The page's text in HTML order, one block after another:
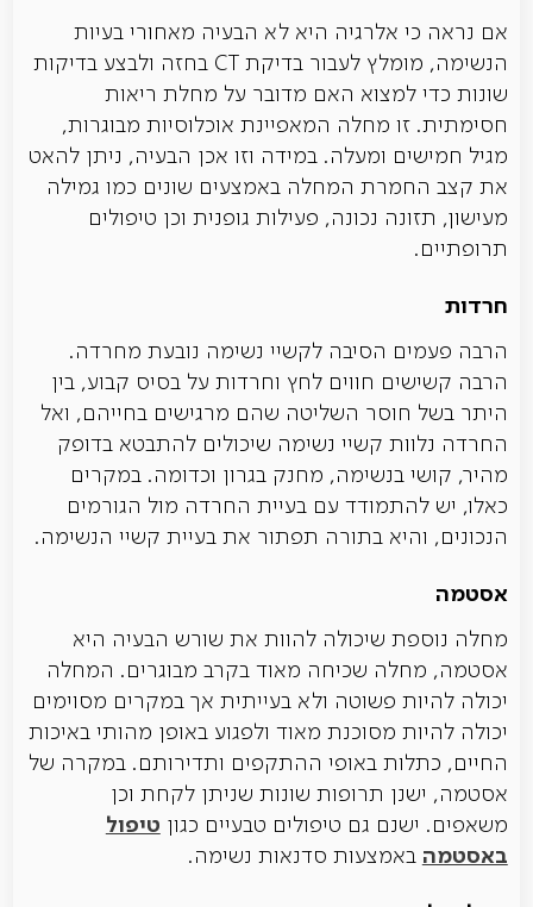
אם נראה כי אלרגיה היא לא הבעיה מאחורי בעיות
הנשימה, מומלץ לעבור בדיקת CT בחזה ולבצע בדיקות
שונות כדי למצוא האם מדובר על מחלת ריאות
חסימתית. זו מחלה המאפיינת אוכלוסיות מבוגרות,
מגיל חמישים ומעלה. במידה וזו אכן הבעיה, ניתן להאט
את קצב החמרת המחלה באמצעים שונים כמו גמילה
מעישון, תזונה נכונה, פעילות גופנית וכן טיפולים
תרופתיים.
חרדות
הרבה פעמים הסיבה לקשיי נשימה נובעת מחרדה.
הרבה קשישים חווים לחץ וחרדות על בסיס קבוע, בין
היתר בשל חוסר השליטה שהם מרגישים בחייהם, ואל
החרדה נלוות קשיי נשימה שיכולים להתבטא בדופק
מהיר, קושי בנשימה, מחנק בגרון וכדומה. במקרים
כאלו, יש להתמודד עם בעיית החרדה מול הגורמים
הנכונים, והיא בתורה תפתור את בעיית קשיי הנשימה.
אסטמה
מחלה נוספת שיכולה להוות את שורש הבעיה היא
אסטמה, מחלה שכיחה מאוד בקרב מבוגרים. המחלה
יכולה להיות פשוטה ולא בעייתית אך במקרים מסוימים
יכולה להיות מסוכנת מאוד ולפגוע באופן מהותי באיכות
החיים, כתלות באופי ההתקפים ותדירותם. במקרה של
אסטמה, ישנן תרופות שונות שניתן לקחת וכן
משאפים. ישנם גם טיפולים טבעיים כגון טיפול
באסטמה באמצעות סדנאות נשימה.